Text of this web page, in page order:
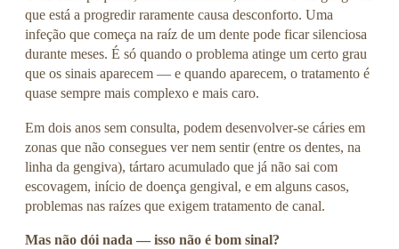
que está a progredir raramente causa desconforto. Uma
infeção que começa na raíz de um dente pode ficar silenciosa
durante meses. É só quando o problema atinge um certo grau
que os sinais aparecem — e quando aparecem, o tratamento é
quase sempre mais complexo e mais caro.
Em dois anos sem consulta, podem desenvolver-se cáries em
zonas que não consegues ver nem sentir (entre os dentes, na
linha da gengiva), tártaro acumulado que já não sai com
escovagem, início de doença gengival, e em alguns casos,
problemas nas raízes que exigem tratamento de canal.
Mas não dói nada — isso não é bom sinal?